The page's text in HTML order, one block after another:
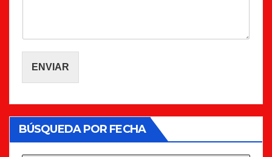
ENVIAR
BÚSQUEDA POR FECHA